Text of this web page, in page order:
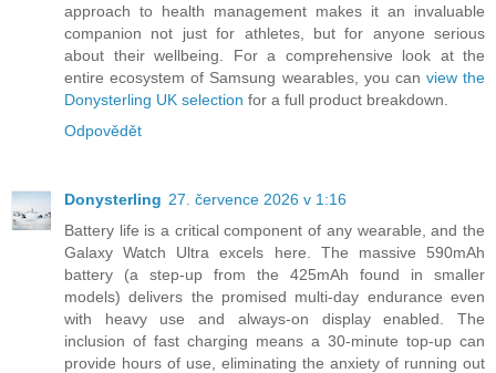
approach to health management makes it an invaluable
companion not just for athletes, but for anyone serious
about their wellbeing. For a comprehensive look at the
entire ecosystem of Samsung wearables, you can view the
Donysterling UK selection for a full product breakdown.
Odpovědět
Donysterling 27. července 2026 v 1:16
Battery life is a critical component of any wearable, and the
Galaxy Watch Ultra excels here. The massive 590mAh
battery (a step-up from the 425mAh found in smaller
models) delivers the promised multi-day endurance even
with heavy use and always-on display enabled. The
inclusion of fast charging means a 30-minute top-up can
provide hours of use, eliminating the anxiety of running out